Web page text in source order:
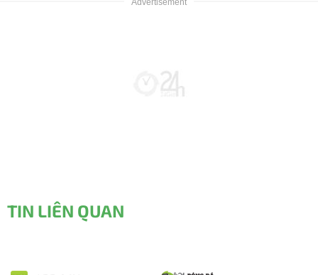
TIN LIÊN QUAN